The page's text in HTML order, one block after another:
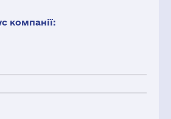
компанії: